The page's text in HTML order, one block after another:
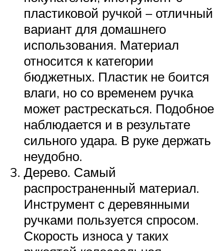
пластиковой ручкой – отличный
вариант для домашнего
использования. Материал
относится к категории
бюджетных. Пластик не боится
влаги, но со временем ручка
может растрескаться. Подобное
наблюдается и в результате
сильного удара. В руке держать
неудобно.
Дерево. Самый
распространенный материал.
Инструмент с деревянными
ручками пользуется спросом.
Скорость износа у таких